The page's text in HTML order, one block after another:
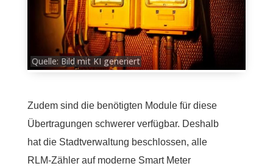
Quelle: Bild mit KI generiert
Zudem sind die benötigten Module für diese
Übertragungen schwerer verfügbar. Deshalb
hat die Stadtverwaltung beschlossen, alle
RLM-Zähler auf moderne Smart Meter